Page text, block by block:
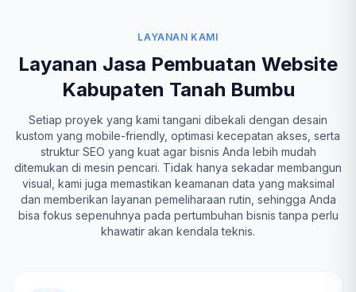
LAYANAN KAMI
Layanan Jasa Pembuatan Website
Kabupaten Tanah Bumbu
Setiap proyek yang kami tangani dibekali dengan desain
kustom yang mobile-friendly, optimasi kecepatan akses, serta
struktur SEO yang kuat agar bisnis Anda lebih mudah
ditemukan di mesin pencari. Tidak hanya sekadar membangun
visual, kami juga memastikan keamanan data yang maksimal
dan memberikan layanan pemeliharaan rutin, sehingga Anda
bisa fokus sepenuhnya pada pertumbuhan bisnis tanpa perlu
khawatir akan kendala teknis.